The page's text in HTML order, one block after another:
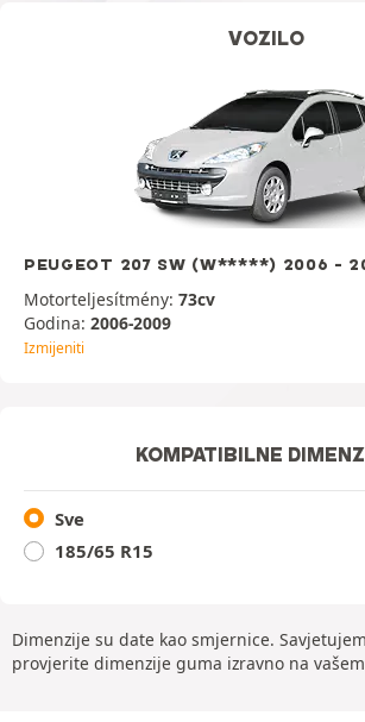
VOZILO
PEUGEOT 207 SW (W*****) 2006 -
Motorteljesítmény: 73cv
Godina: 2006-2009
Izmijeniti
KOMPATIBILNE
Sve
185/65 R15
Dimenzije su date kao smjernice.
provjerite dimenzije guma izravno na